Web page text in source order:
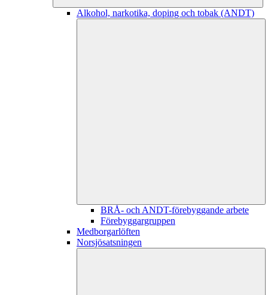
Alkohol, narkotika, doping och tobak (ANDT)
BRÅ- och ANDT-förebyggande arbete
Förebyggargruppen
Medborgarlöften
Norsjösatsningen